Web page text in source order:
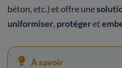
béton, etc.) et offre une
uniformiser, protégeret
À savoir